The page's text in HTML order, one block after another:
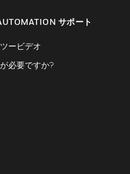
サポート
ービデオ
必要ですか?